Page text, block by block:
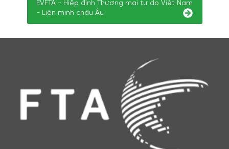
EVFTA - Hiệp định Thương mại tự do Việt Nam
- Liên minh châu Âu